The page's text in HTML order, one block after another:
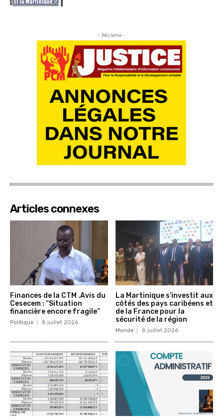
- Réclame -
Articles connexes
Finances de la CTM .Avis du
Cesecem : “Situation
financière encore fragile”
Politique 8 juillet 2026
La Martinique s’investit aux
côtés des pays caribéens et
de la France pour la
sécurité de la région
Monde 8 juillet 2026